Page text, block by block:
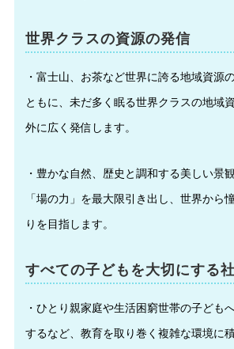
世界クラスの資源の発信
・富士山、お茶など世界に誇る地域資源
ともに、未だ多く眠る世界クラスの地域
外に広く発信します。
・豊かな自然、歴史と調和する美しい景
「場の力」を最大限引き出し、世界から
りを目指します。
すべての子どもを大切にする
・ひとり親家庭や生活困窮世帯の子ども
するなど、教育を取り巻く複雑な環境に